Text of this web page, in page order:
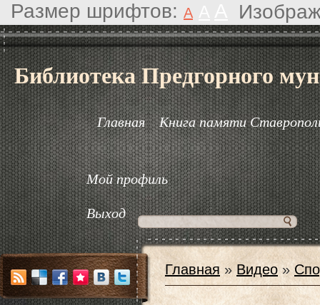
Размер шрифтов: A
Библиотека Предгорного
Главная Книга памяти
Мой профиль
Выход
Главная »Видео »